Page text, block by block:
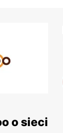
o sieci